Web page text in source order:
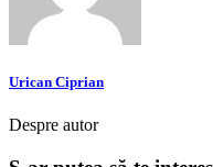
Urican Ciprian
Despre autor